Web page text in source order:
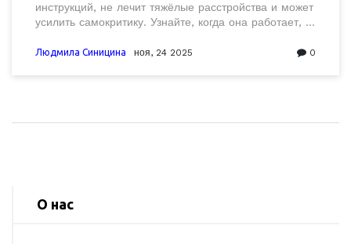
инструкций, не лечит тяжёлые расстройства и может
усилить самокритику. Узнайте, когда она работает, а
Людмила Синицина ноя, 24 2025 0
О нас